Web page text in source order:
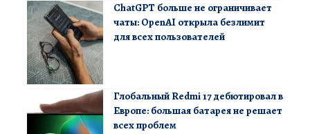
ChatGPT больше не ограничивает
чаты: OpenAI открыла безлимит
для всех пользователей
Глобальный Redmi 17 дебютировал в
Европе: большая батарея не решает
всех проблем